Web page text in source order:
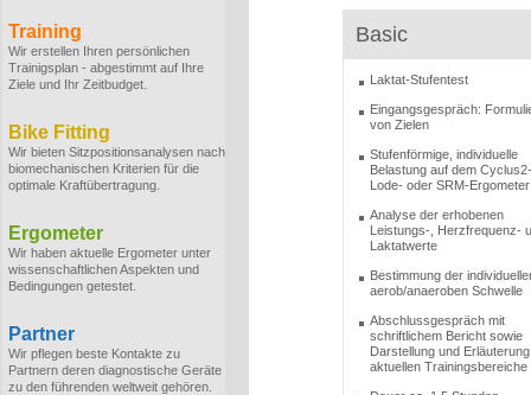
Training
Wir erstellen Ihren persönlichen
Trainigsplan - abgestimmt auf Ihre
Ziele und Ihr Zeitbudget.
Bike Fitting
Wir bieten Sitzpositionsanalysen nach
biomechanischen Kriterien für die
optimale Kraftübertragung.
Ergometer
Wir haben aktuelle Ergometer unter
wissenschaftlichen Aspekten und
Bedingungen getestet.
Partner
Wir pflegen beste Kontakte zu
Partnern deren diagnostische Geräte
zu den führenden weltweit gehören.
Basic
Laktat-Stufentest
Eingangsgespräch:
von Zielen
Stufenförmige, individuelle
Belastung auf dem
Lode- oder SRM-Ergometer
Analyse der erhobenen
Leistungs-, Herzfrequenz-
Laktatwerte
Bestimmung der
aerob/anaeroben Schwelle
Abschlussgespräch mit
schriftlichem Bericht sowie
Darstellung und
aktuellen Trainingsbereiche